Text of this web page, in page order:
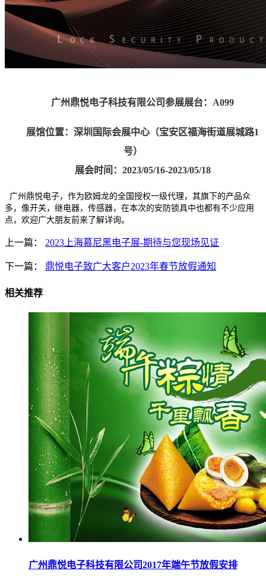
广州鼎悦电子科技有限公司参展展台：A099
展馆位置：深圳国际会展中心（宝安区福海街道展城路1
号）
展会时间： 2023/05/16-2023/05/18
广州鼎悦电子，作为欧姆龙的全国授权一级代理，其旗下的产品众
多，像开关，继电器，传感器，在本次的安防锁具中也都有不少应用
点，欢迎广大朋友前来了解详询。
上一篇： 2023上海慕尼黑电子展-期待与您现场见证
下一篇： 鼎悦电子致广大客户2023年春节放假通知
相关推荐
广州鼎悦电子科技有限公司2017年端午节放假安排